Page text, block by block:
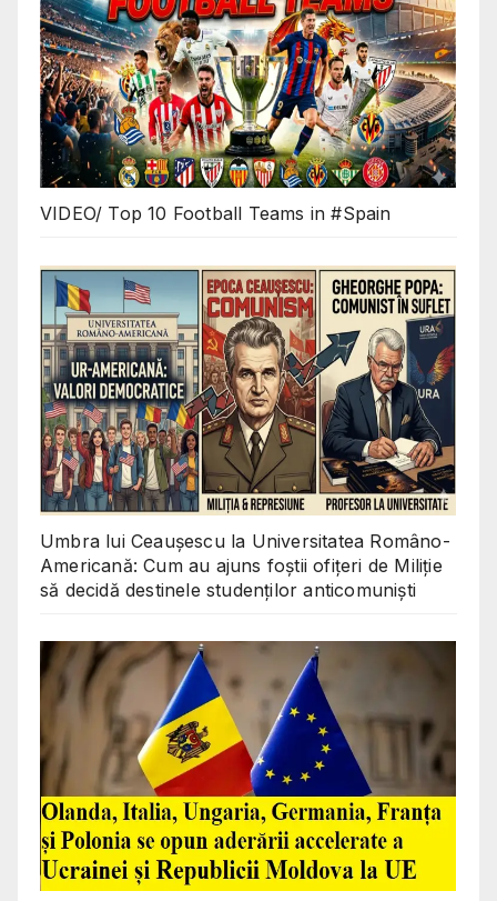
VIDEO/ Top 10 Football Teams in #Spain
Umbra lui Ceaușescu la Universitatea Româno-
Americană: Cum au ajuns foștii ofițeri de Miliție
să decidă destinele studenților anticomuniști